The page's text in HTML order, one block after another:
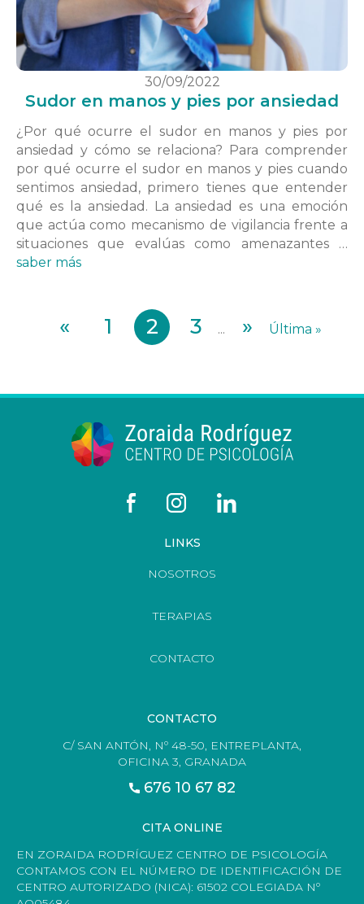
30/09/2022
Sudor en manos y pies por ansiedad
¿Por qué ocurre el sudor en manos y pies por
ansiedad y cómo se relaciona? Para comprender
por qué ocurre el sudor en manos y pies cuando
sentimos ansiedad, primero tienes que entender
qué es la ansiedad. La ansiedad es una emoción
que actúa como mecanismo de vigilancia frente a
situaciones que evalúas como amenazantes …
saber más
« 1 2 3 ... » Última »
LINKS
NOSOTROS
TERAPIAS
CONTACTO
CONTACTO
C/ SAN ANTÓN, Nº 48-50, ENTREPLANTA,
OFICINA 3, GRANADA
676 10 67 82
CITA ONLINE
EN ZORAIDA RODRÍGUEZ CENTRO DE PSICOLOGÍA
CONTAMOS CON EL NÚMERO DE IDENTIFICACIÓN DE
CENTRO AUTORIZADO (NICA): 61502 COLEGIADA Nº